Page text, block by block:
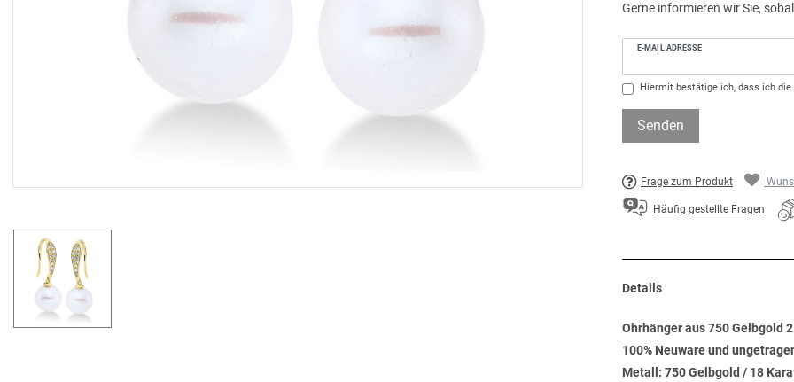
Gerne informieren wir Sie,
E-MAIL ADRESSE
Hiermit bestätige ich, dass ich die
Senden
Frage zum Produkt
Häufig gestellte Fragen
Details
Ohrhänger aus 750 Gelbgold
100% Neuware und
Metall: 750 Gelbgold / 18